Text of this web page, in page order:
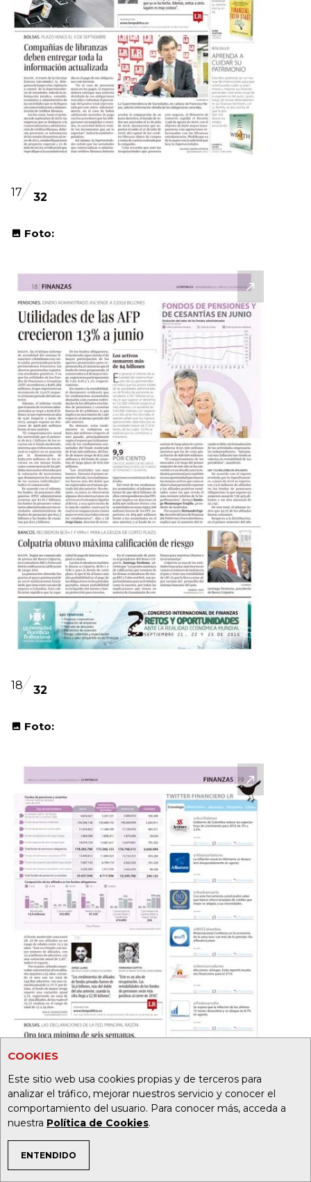
COOKIES
Este sitio web usa cookies propias y de terceros para
analizar el tráfico, mejorar nuestros servicio y conocer el
comportamiento del usuario. Para conocer más, acceda a
nuestra Política de Cookies.
ENTENDIDO
TEMAS DE INTERÉS
17 32
Foto:
18 32
Foto:
19